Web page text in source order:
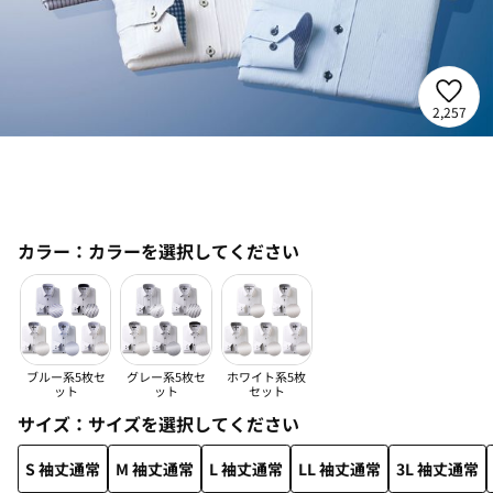
2,257
カラー： カラーを選択してください
ブルー系5枚セ
ット
グレー系5枚セ
ット
ホワイト系5枚
セット
サイズ： サイズを選択してください
S 袖丈通常 M 袖丈通常 L 袖丈通常 LL 袖丈通常
3L 袖丈通常